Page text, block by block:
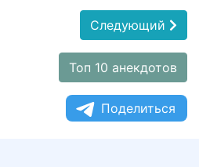
Следующий
Топ 10 анекдотов
Поделиться